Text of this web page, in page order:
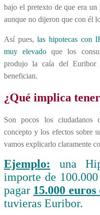
bajo el pretexto de que era
aunque no dijeron que con él
Así pues,las hipotecas con
muy elevado que los
produjo la caía del Euribor
benefician.
¿Qué implica
Son pocos los ciudadanos
concepto y los efectos sobre
vamos explicarlo claramente
Ejemplo: una
importe de
pagar 15.000 euros
tuvieras Euribor.